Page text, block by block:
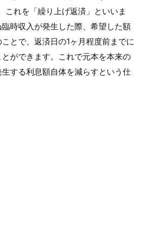
これを「繰り上げ返済」といいま
時収入が発生した際、希望した額
とで、返済日の1ヶ月程度前までに
ができます。これで元本を本来の
する利息額自体を減らすという仕